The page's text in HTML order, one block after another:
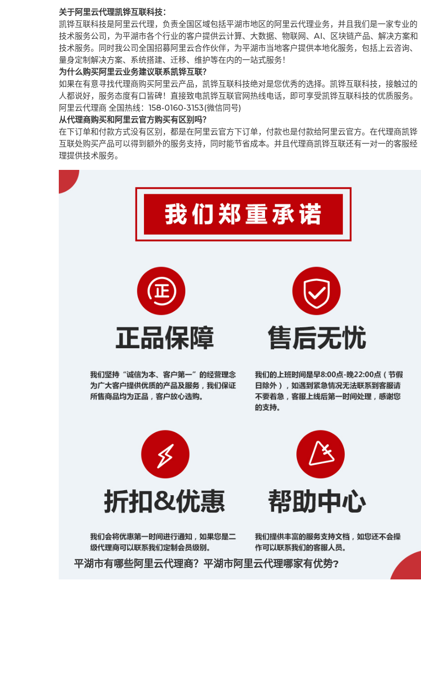
平湖市有哪些阿里云代理商？平湖市阿里云代理哪家有优势?
关于阿里云代理凯铧互联科技：
凯铧互联科技是阿里云代理，负责全国区域包括平湖市地区的阿里云代理业务，并且我们是一家专业的
技术服务公司，为平湖市各个行业的客户提供云计算、大数据、物联网、AI、区块链产品、解决方案和
技术服务。同时我公司全国招募阿里云合作伙伴，为平湖市当地客户提供本地化服务，包括上云咨询、
量身定制解决方案、系统搭建、迁移、维护等在内的一站式服务！
为什么购买阿里云业务建议联系凯铧互联？
如果在有意寻找代理商购买阿里云产品，凯铧互联科技绝对是您优秀的选择。凯铧互联科技，接触过的
人都说好，服务态度有口皆碑！直接致电凯铧互联官网热线电话，即可享受凯铧互联科技的优质服务。
阿里云代理商 全国热线：158-0160-3153(微信同号)
从代理商购买和阿里云官方购买有区别吗？
在下订单和付款方式没有区别，都是在阿里云官方下订单，付款也是付款给阿里云官方。在代理商凯铧
互联处购买产品可以得到额外的服务支持，同时能节省成本。并且代理商凯铧互联还有一对一的客服经
理提供技术服务。